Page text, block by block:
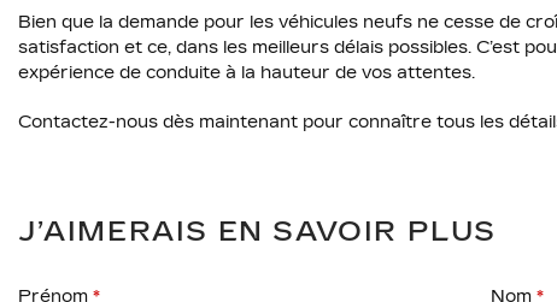
Bien que la demande pour les véhicules neufs ne cesse de
satisfaction et ce, dans les meilleurs délais possibles. C’est
expérience de conduite à la hauteur de vos attentes.
Contactez-nous dès maintenant pour connaître tous les
J’AIMERAIS EN SAVOIR PLUS
Prénom * Nom *